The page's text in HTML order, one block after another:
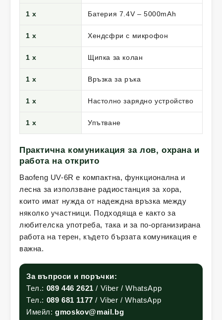
1 x Батерия 7.4V – 5000mAh
1 x Хендсфри с микрофон
1 x Щипка за колан
1 x Връзка за ръка
1 x Настолно зарядно устройство
1 x Упътване
Практична комуникация за лов, охрана и
работа на открито
Baofeng UV-6R е компактна, функционална и
лесна за използване радиостанция за хора,
които имат нужда от надеждна връзка между
няколко участници. Подходяща е както за
любителска употреба, така и за по-организирана
работа на терен, където бързата комуникация е
важна.
За въпроси и поръчки:
Тел.: 089 446 2621 / Viber / WhatsApp
Тел.: 089 681 1177 / Viber / WhatsApp
Имейл:gmoskov@mail.bg